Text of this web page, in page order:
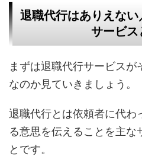
退職代行はありえな
サービス
まずは退職代行サービス
なのか見ていきましょう。
退職代行とは依頼者に代わ
る意思を伝えることを主な
とです。